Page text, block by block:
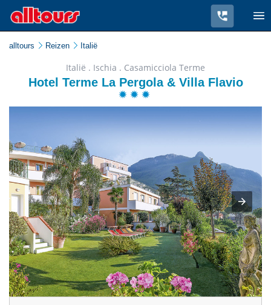
alltours Reizen Italië
Italië . Ischia . Casamicciola Terme
Hotel Terme La Pergola & Villa Flavio